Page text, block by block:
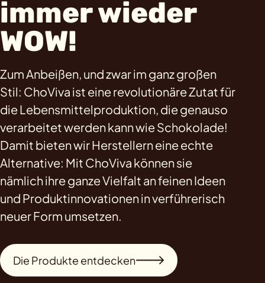
immer wieder
WOW!
Zum Anbeißen, und zwar im ganz großen
Stil: ChoViva ist eine revolutionäre Zutat für
die Lebensmittelproduktion, die genauso
verarbeitet werden kann wie Schokolade!
Damit bieten wir Herstellern eine echte
Alternative: Mit ChoViva können sie
nämlich ihre ganze Vielfalt an feinen Ideen
und Produktinnovationen in verführerisch
neuer Form umsetzen.
Die Produkte entdecken